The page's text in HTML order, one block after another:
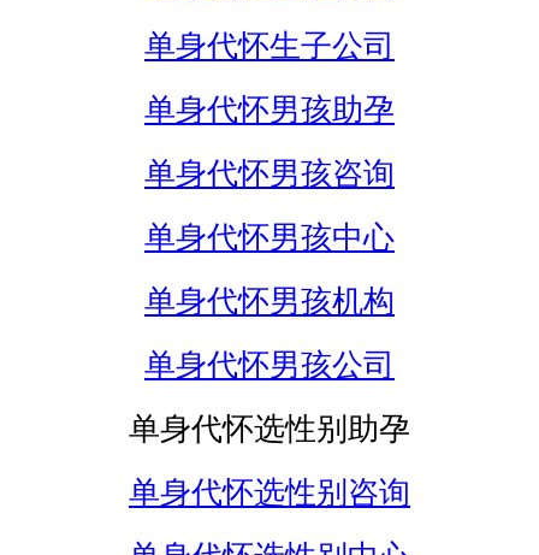
单身代怀生子公司
单身代怀男孩助孕
单身代怀男孩咨询
单身代怀男孩中心
单身代怀男孩机构
单身代怀男孩公司
单身代怀选性别助孕
单身代怀选性别咨询